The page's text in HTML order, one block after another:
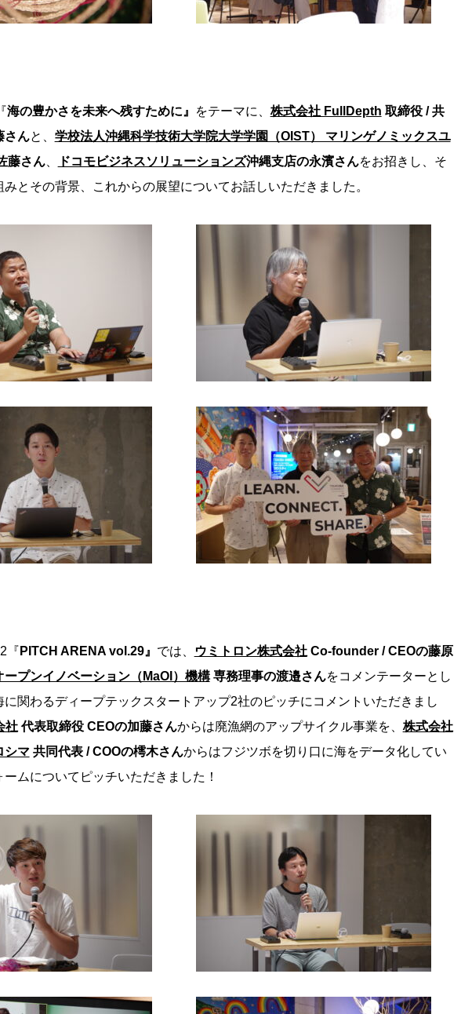
海の豊かさを未来へ残すために』 をテーマに、 株式会社 FullDepth 取締役 / 共
さんと、 学校法人沖縄科学技術大学院大学学園（OIST） マリンゲノミックスユ
藤さん、 ドコモビジネスソリューションズ沖縄支店の永濱さんをお招きし、そ
とその背景、これからの展望についてお話しいただきました。
『 PITCH ARENA vol.29』 では、 ウミトロン株式会社Co-founder / CEOの藤原
ープンイノベーション（MaOI）機構専務理事の渡邉さんをコメンテーターとし
に関わるディープテックスタートアップ2社のピッチにコメントいただきまし
社代表取締役 CEOの加藤さんからは廃漁網のアップサイクル事業を、 株式会社
シマ 共同代表 / COOの樗木さんからはフジツボを切り口に海をデータ化してい
ームについてピッチいただきました！